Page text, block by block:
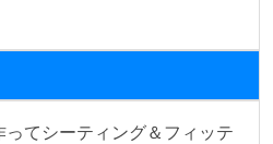
てシーティング＆フィッテ